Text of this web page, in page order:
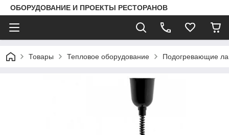
ОБОРУДОВАНИЕ И ПРОЕКТЫ РЕСТОРАНОВ
Товары Тепловое оборудование Подогревающие